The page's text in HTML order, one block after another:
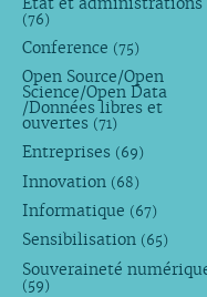
(76)
Conference (75)
Open Source/Open
Science/Open Data
/Données libres et
ouvertes (71)
Entreprises (69)
Innovation (68)
Informatique (67)
Sensibilisation (65)
Souveraineté
(59)